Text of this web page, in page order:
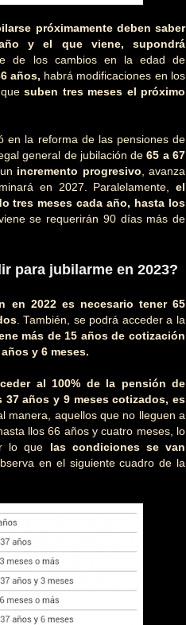
próximamente deben saber
y el que viene, supondrá
de los cambios en la edad de
años, habrá modificaciones en los
quesuben tres meses el próximo
en la reforma de las pensiones de
general de jubilación de65 a 67
incremento progresivo , avanza
en 2027. Paralelamente, el
tres meses cada año, hasta los
se requerirán 90 días más de
para jubilarme en 2023?
en 2022 es necesario tener 65
. También, se podrá acceder a la
más de 15 años de cotización
y 6 meses.
al 100% de la pensión de
años y 9 meses cotizados, es
manera, aquellos que no lleguen a
llos 66 años y cuatro meses, lo
lo que las condiciones se van
en el siguiente cuadro de la